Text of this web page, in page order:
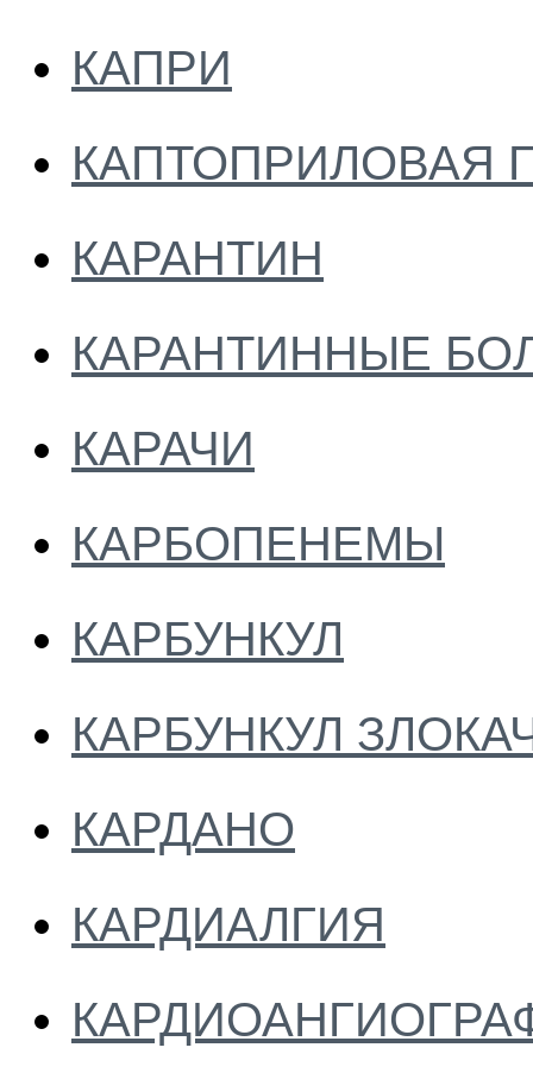
КАПРИ
КАПТОПРИЛОВАЯ
КАРАНТИН
КАРАНТИННЫЕ
КАРАЧИ
КАРБОПЕНЕМЫ
КАРБУНКУЛ
КАРБУНКУЛ
КАРДАНО
КАРДИАЛГИЯ